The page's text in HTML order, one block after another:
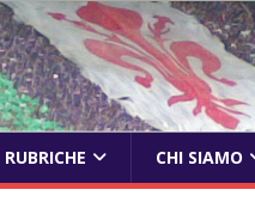
RUBRICHE CHI SIAMO